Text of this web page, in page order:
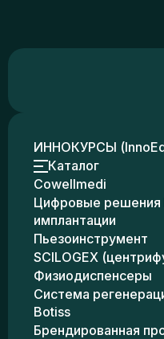
ИННОКУРСЫ
Каталог
Cowellmedi
Цифровые решения
имплантации
Пьезоинструмент
SCILOGEX
Физиодиспенсеры
Система
Botiss
Брендированная